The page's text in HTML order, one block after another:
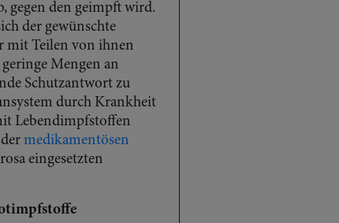
gegen den geimpft wird.
der gewünschte
mit Teilen von ihnen
Mengen an
Schutzantwort zu
durch Krankheit
Lebendimpfstoffen
dermedikamentösen
eingesetzten